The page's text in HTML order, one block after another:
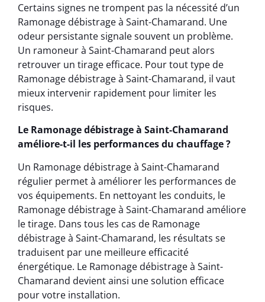
Certains signes ne trompent pas la nécessité d’un
Ramonage débistrage à Saint-Chamarand. Une
odeur persistante signale souvent un problème.
Un ramoneur à Saint-Chamarand peut alors
retrouver un tirage efficace. Pour tout type de
Ramonage débistrage à Saint-Chamarand, il vaut
mieux intervenir rapidement pour limiter les
risques.
Le Ramonage débistrage à Saint-Chamarand
améliore-t-il les performances du chauffage ?
Un Ramonage débistrage à Saint-Chamarand
régulier permet à améliorer les performances de
vos équipements. En nettoyant les conduits, le
Ramonage débistrage à Saint-Chamarand améliore
le tirage. Dans tous les cas de Ramonage
débistrage à Saint-Chamarand, les résultats se
traduisent par une meilleure efficacité
énergétique. Le Ramonage débistrage à Saint-
Chamarand devient ainsi une solution efficace
pour votre installation.